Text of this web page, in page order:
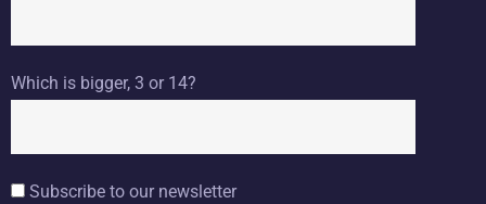
Which is bigger, 3 or 14?
Subscribe to our newsletter